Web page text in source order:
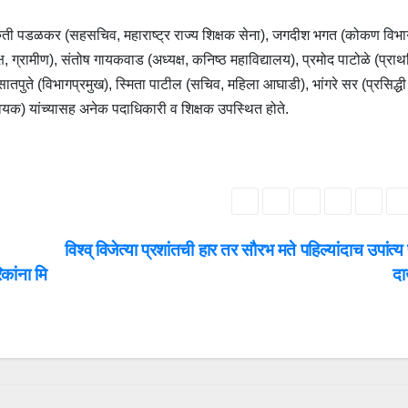
पडळकर (सहसचिव, महाराष्ट्र राज्य शिक्षक सेना), जगदीश भगत (कोकण
संतोष गायकवाड (अध्यक्ष, कनिष्ठ महाविद्यालय), प्रमोद पाटोळे
(विभागप्रमुख), स्मिता पाटील (सचिव, महिला आघाडी), भांगरे सर
यांच्यासह अनेक पदाधिकारी व शिक्षक उपस्थित होते.
विश्व् विजेत्या प्रशांतची हार तर सौरभ मते पहिल्यांदाच
मि